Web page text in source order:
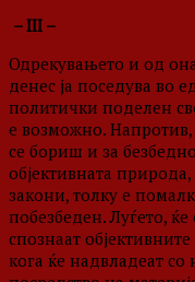
– III –
Одрекувањето и од
денес ја поседува во
политички поделен
е возможно.
се бориш и за
објективната
закони, толку е
побезбеден. Луѓето,
спознаат
кога ќе надвладеат